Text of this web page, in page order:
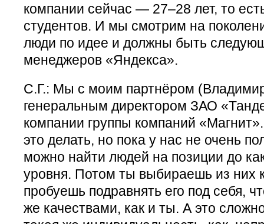
компании сейчас — 27–28 лет, то
студентов. И мы смотрим на
люди по идее и должны быть
менеджеров «Яндекса».
С.Г.: Мы с моим партнёром
генеральным директором ЗАО
компании группы компаний
это делать, но пока у нас не очень
можно найти людей на позиции до
уровня. Потом ты выбираешь из них
пробуешь подравнять его под себя,
же качествами, как и ты. А это